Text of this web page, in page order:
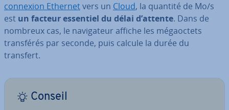
connexion Ethernetvers un Cloud, la quantité de Mo/s
est un facteur essentiel du délai d’attente. Dans de
nombreux cas, le na­vi­ga­teur affiche les mé­gaoc­tets
trans­fé­rés par seconde, puis calcule la durée du
transfert.
Conseil